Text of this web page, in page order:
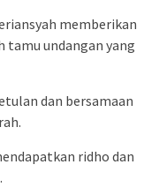
memberikan
tamu undangan yang
dan bersamaan
ridho dan